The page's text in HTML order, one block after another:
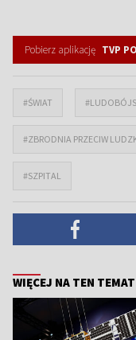
Pobierz aplikację TVP
#ŚWIAT
#ZBRODNIA PRZECIW
#SZPITAL
WIĘCEJ NA TEN TEMAT